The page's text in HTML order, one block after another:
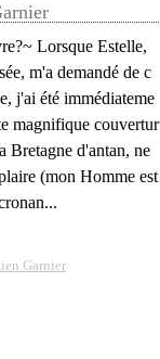
Lorsque Estelle,
m'a demandé de c
j'ai été immédiateme
magnifique couvertur
Bretagne d'antan, ne
(mon Homme est
Garnier